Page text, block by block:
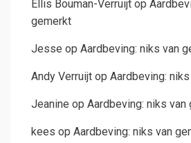
Ellis Bouman-Verruijt op
gemerkt
Jesse op Aardbeving: niks van
Andy Verruijt op Aardbeving:
Jeanine op Aardbeving: niks van
kees op Aardbeving: niks van